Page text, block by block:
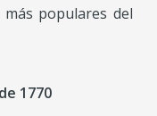
populares del
1770